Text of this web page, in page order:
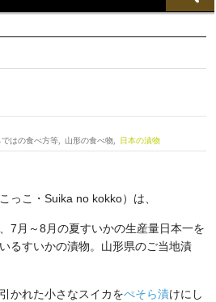
ではの食べ方等 山形の食べ物 日本の漬物
っこ・Suika no kokko）は、
7月～8月の夏すいかの生産量日本一を
るすいかの漬物。山形県のご当地漬
かれた小さなスイカをぺそら漬けにし